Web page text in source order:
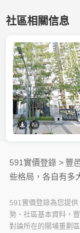
社區相關信息
591實價登錄 > 豐
些格局，各自有多
591實價登錄為您提
勢、社區基本資料，
對論所在的關埔重劃